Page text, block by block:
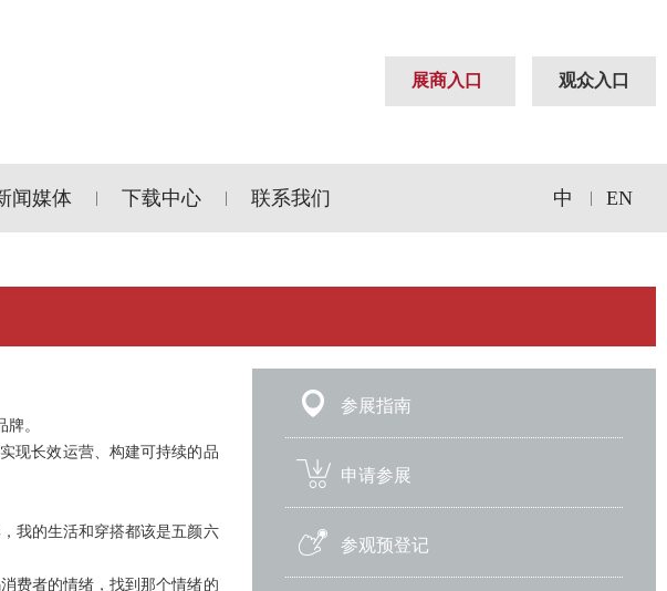
展商入口 观众入口
闻媒体 下载中心 联系我们 中 EN
。
现长效运营、构建可持续的品
我的生活和穿搭都该是五颜六
费者的情绪，找到那个情绪的
参展指南
申请参展
参观预登记